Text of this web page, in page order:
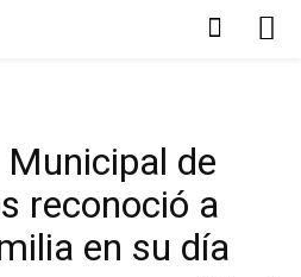
de
reconoció a
en su día